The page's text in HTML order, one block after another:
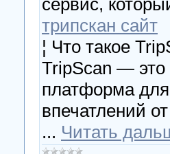
трипскан сайт
¦ Что такое
TripScan — это
платформа для
впечатлений
... Читать